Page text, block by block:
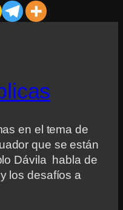
en el tema de
que se están
Dávila habla de
los desafíos a